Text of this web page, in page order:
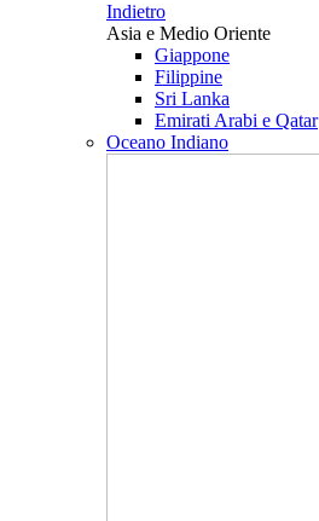
Indietro
Asia e Medio Oriente
Giappone
Filippine
Sri Lanka
Emirati Arabi e Qatar
Oceano Indiano